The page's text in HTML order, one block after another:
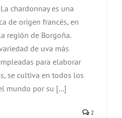
chardonnay es una
de origen francés, en
región de Borgoña.
de uva más
para elaborar
se cultiva en todos los
mundo por su [...]
2